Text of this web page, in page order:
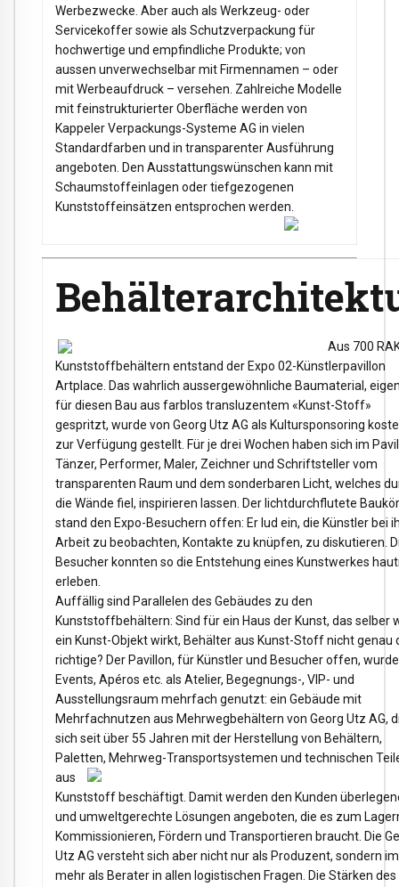
Werbezwecke. Aber auch als Werkzeug- oder
Servicekoffer sowie als Schutzverpackung für
hochwertige und empfindliche Produkte; von
aussen unverwechselbar mit Firmennamen – oder
mit Werbeaufdruck – versehen. Zahlreiche Modelle
mit feinstrukturierter Oberfläche werden von
Kappeler Verpackungs-Systeme AG in vielen
Standardfarben und in transparenter Ausführung
angeboten. Den Ausstattungswünschen kann mit
Schaumstoffeinlagen oder tiefgezogenen
Kunststoffeinsätzen entsprochen werden.
Aus 700
Kunststoffbehältern entstand der Expo 02-Künstlerpavillon
Artplace. Das wahrlich aussergewöhnliche Baumaterial,
für diesen Bau aus farblos transluzentem «Kunst-Stoff»
gespritzt, wurde von Georg Utz AG als Kultursponsoring
zur Verfügung gestellt. Für je drei Wochen haben sich im
Tänzer, Performer, Maler, Zeichner und Schriftsteller vom
transparenten Raum und dem sonderbaren Licht, welches
die Wände fiel, inspirieren lassen. Der lichtdurchflutete
stand den Expo-Besuchern offen: Er lud ein, die Künstler bei
Arbeit zu beobachten, Kontakte zu knüpfen, zu diskutieren.
Besucher konnten so die Entstehung eines Kunstwerkes
erleben.
Auffällig sind Parallelen des Gebäudes zu den
Kunststoffbehältern: Sind für ein Haus der Kunst, das selber
ein Kunst-Objekt wirkt, Behälter aus Kunst-Stoff nicht genau
richtige? Der Pavillon, für Künstler und Besucher offen,
Events, Apéros etc. als Atelier, Begegnungs-, VIP- und
Ausstellungsraum mehrfach genutzt: ein Gebäude mit
Mehrfachnutzen aus Mehrwegbehältern von Georg Utz AG,
sich seit über 55 Jahren mit der Herstellung von Behältern,
Paletten, Mehrweg-Transportsystemen und technischen
aus
Kunststoff beschäftigt. Damit werden den Kunden
und umweltgerechte Lösungen angeboten, die es zum
Kommissionieren, Fördern und Transportieren braucht. Die
Utz AG versteht sich aber nicht nur als Produzent, sondern
mehr als Berater in allen logistischen Fragen. Die Stärken des